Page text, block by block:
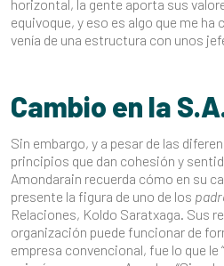
horizontal, la gente aporta sus
equivoque, y eso es algo que me
venía de una estructura con unos
Cambio en la
Sin embargo, y a pesar de las
principios que dan cohesión y
Amondarain recuerda cómo en su
presente la figura de uno de los
Relaciones, Koldo Saratxaga. Sus
organización puede funcionar de
empresa convencional, fue lo que le